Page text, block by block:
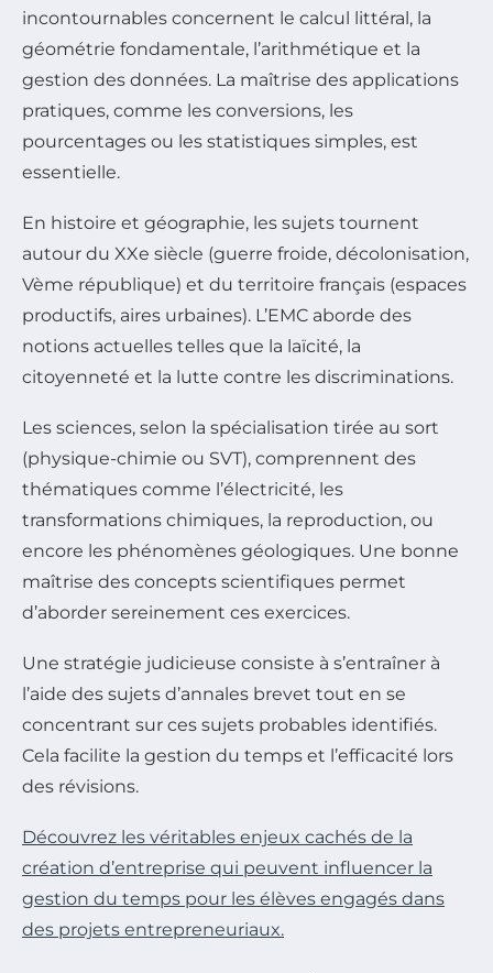
incontournables concernent le calcul littéral, la
géométrie fondamentale, l’arithmétique et la
gestion des données. La maîtrise des applications
pratiques, comme les conversions, les
pourcentages ou les statistiques simples, est
essentielle.
En histoire et géographie, les sujets tournent
autour du XXe siècle (guerre froide, décolonisation,
Vème république) et du territoire français (espaces
productifs, aires urbaines). L’EMC aborde des
notions actuelles telles que la laïcité, la
citoyenneté et la lutte contre les discriminations.
Les sciences, selon la spécialisation tirée au sort
(physique-chimie ou SVT), comprennent des
thématiques comme l’électricité, les
transformations chimiques, la reproduction, ou
encore les phénomènes géologiques. Une bonne
maîtrise des concepts scientifiques permet
d’aborder sereinement ces exercices.
Une stratégie judicieuse consiste à s’entraîner à
l’aide des sujets d’annales brevet tout en se
concentrant sur ces sujets probables identifiés.
Cela facilite la gestion du temps et l’efficacité lors
des révisions.
Découvrez les véritables enjeux cachés de la
création d’entreprise qui peuvent influencer la
gestion du temps pour les élèves engagés dans
des projets entrepreneuriaux.